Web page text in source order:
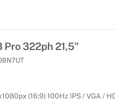
Pro 322ph 21,5"
(16:9) 100Hz IPS / VGA /